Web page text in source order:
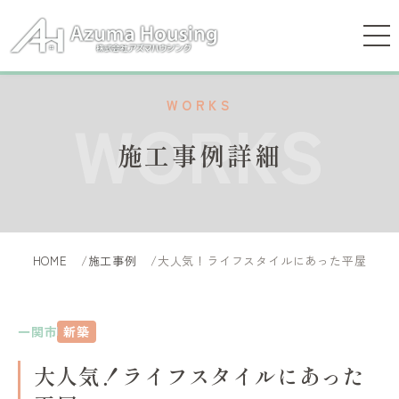
WORKS
WORKS
施工事例詳細
HOME 施工事例 大人気！ライフスタイルにあった平屋
一関市 新築
大人気！ライフスタイルにあった